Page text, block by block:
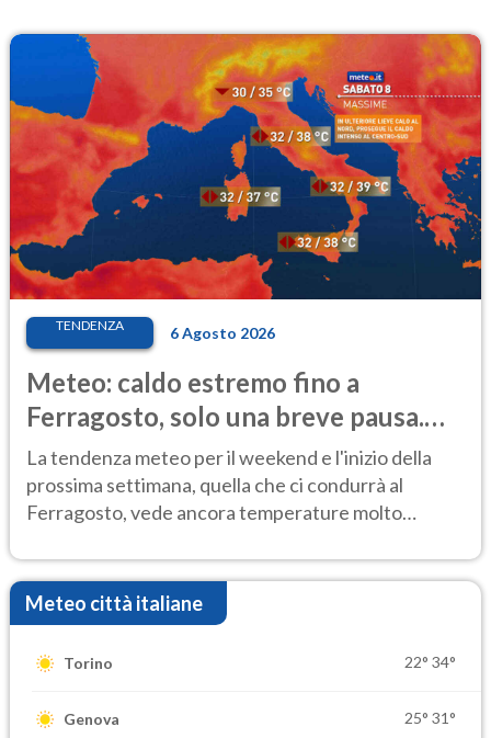
TENDENZA 6 Agosto 2026
Meteo: caldo estremo fino a
Ferragosto, solo una breve pausa.
Ecco dove
La tendenza meteo per il weekend e l'inizio della
prossima settimana, quella che ci condurrà al
Ferragosto, vede ancora temperature molto
Meteo città italiane
Torino 22° 34°
Genova 25° 31°